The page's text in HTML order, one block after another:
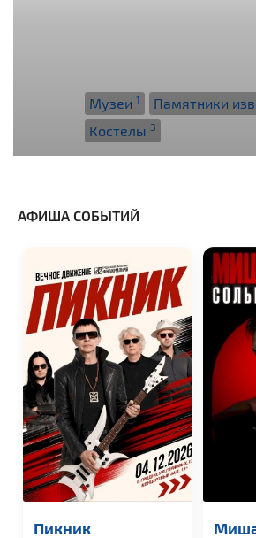
Музеи 1 Памятники
Костелы 3
АФИША СОБЫТИЙ
Миша Марвин